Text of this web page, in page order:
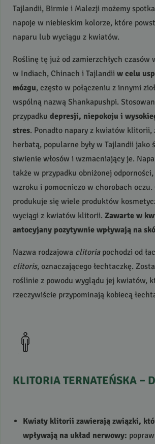
Tajlandii, Birmie i Malezji możemy
napoje w niebieskim kolorze, które
naparu lub wyciągu z kwiatów.
Roślinę tę już od zamierzchłych czasów
w Indiach, Chinach i Tajlandii w celu
mózgu, często w połączeniu z innymi
wspólną nazwą Shankapushpi.
przypadku depresji, niepokoju i
stres. Ponadto napary z kwiatów klitorii,
herbatą, popularne były w Tajlandii jako
siwienie włosów i wzmacniający je.
także w przypadku obniżonej
wzroku i pomocniczo w chorobach oczu.
produkuje się wiele produktów
wyciągi z kwiatów klitorii. Zawarte w
antocyjany pozytywnie wpływają na
Nazwa rodzajowa clitoriapochodzi od
clitoris, oznaczającego łechtaczkę.
roślinie z powodu wyglądu jej kwiatów,
rzeczywiście przypominają kobiecą
KLITORIATERNATEŃSKA –
Kwiaty klitorii zawierają związki,
wpływają na układ nerwowy: